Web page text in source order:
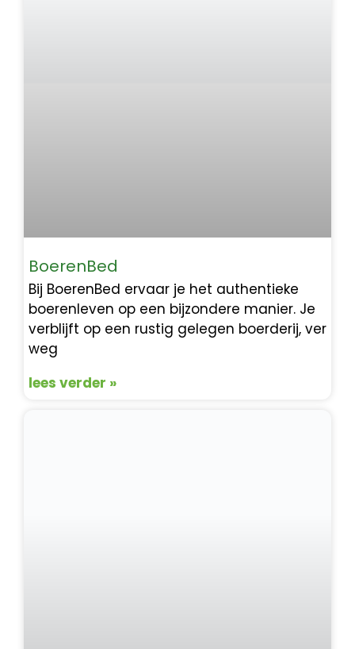
BoerenBed
Bij BoerenBed ervaar je het authentieke
boerenleven op een bijzondere manier. Je
verblijft op een rustig gelegen boerderij, ver
weg
lees verder »